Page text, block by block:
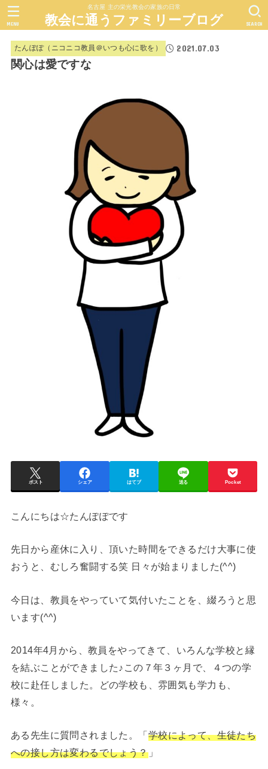
名古屋 主の栄光教会の家族の日常
教会に通うファミリーブログ SEARCH
MENU
たんぽぽ（ニコニコ教員＠いつも心に歌を） 2021.07.03
関心は愛ですな
ポスト シェア はてブ 送る Pocket
こんにちは☆たんぽぽです
先日から産休に入り、頂いた時間をできるだけ大事に使
おうと、むしろ奮闘する笑 日々が始まりました(^^)
今日は、教員をやっていて気付いたことを、綴ろうと思
います(^^)
2014年4月から、教員をやってきて、いろんな学校と縁
を結ぶことができました♪この７年３ヶ月で、４つの学
校に赴任しました。どの学校も、雰囲気も学力も、
様々。
ある先生に質問されました。「 学校によって、生徒たち
への接し方は変わるでしょう？」